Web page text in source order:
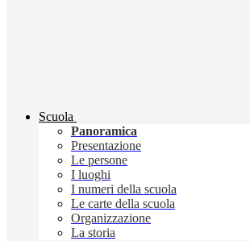
Scuola
Panoramica
Presentazione
Le persone
I luoghi
I numeri della scuola
Le carte della scuola
Organizzazione
La storia